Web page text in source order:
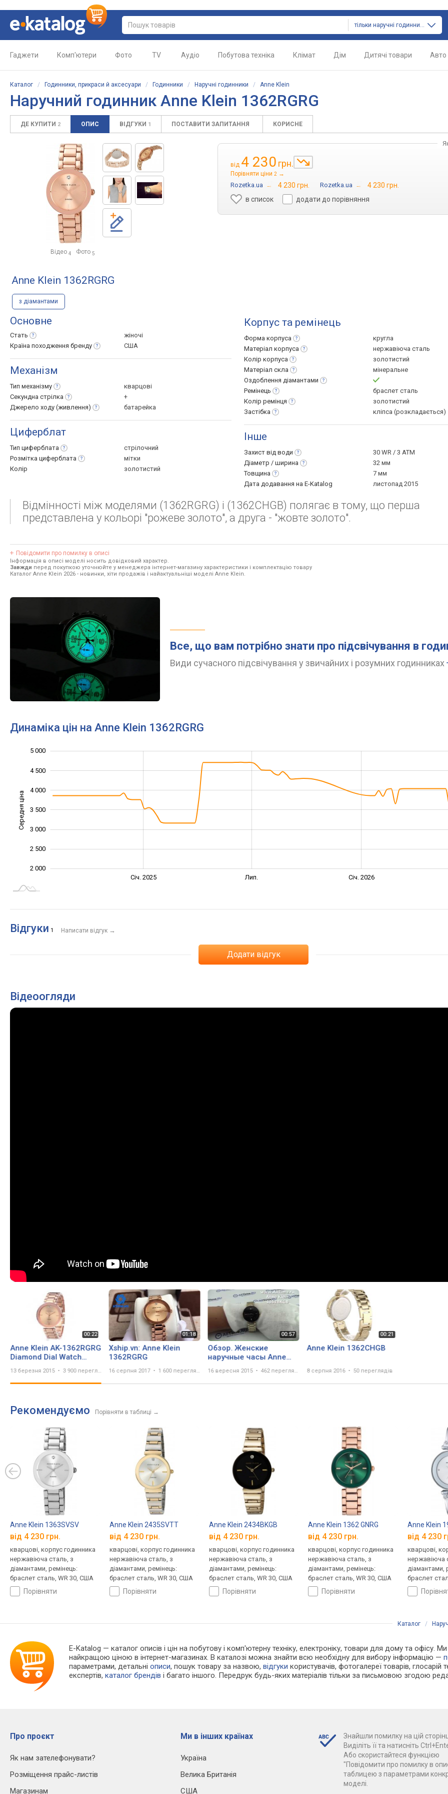
тільки наручні годинники
Гаджети Комп'ютери Фото TV Аудіо Побутова техніка Клімат Дім Дитячі товари Авто
Каталог / Годинники, прикраси й аксесуари / Годинники / Наручні годинники / Anne Klein
Наручний годинник Anne Klein 1362RGRG
ДЕ КУПИТИ 2 ОПИС ВІДГУКИ 1 ПОСТАВИТИ ЗАПИТАННЯ КОРИСНЕ
Відео 4 Фото 5
від 4 230 грн.
Порівняти ціни 2 →
Rozetka.ua → 4 230 грн. Rozetka.ua →
4 230 грн.
в список
додати до порівняння
Anne Klein 1362RGRG
з діамантами
Основне
Стать
жіночі
Країна походження бренду США
Механізм
Тип механізму
кварцові
Секундна стрілка
+
Джерело ходу (живлення) батарейка
Циферблат
Тип циферблата
стрілочний
Розмітка циферблата
мітки
Колір
золотистий
Корпус та ремінець
Форма корпуса
кругла
Матеріал корпуса
нержавіюча сталь
Колір корпуса
золотистий
Матеріал скла
мінеральне
Оздоблення діамантами
Ремінець
браслет сталь
Колір ремінця
золотистий
Застібка
кліпса (розкладається)
Інше
Захист від води
30 WR / 3 ATM
Діаметр / ширина
32 мм
Товщина
7 мм
Дата додавання на E-Katalog
листопад 2015
Відмінності між моделями (1362RGRG) і (1362CHGB) полягає в тому, що перша
представлена у кольорі "рожеве золото", а друга - "жовте золото".
Повідомити про помилку в описі
Інформація в описі моделі носить довідковий характер.
Завжди перед покупкою уточнюйте у менеджера інтернет-магазину характеристики і комплектацію товару
Каталог Anne Klein 2026 - новинки, хіти продажів і найактуальніші моделі Anne Klein.
Все, що вам потрібно знати про підсвічування в
Види сучасного підсвічування у звичайних і розумних годинниках
Динаміка цін на Anne Klein 1362RGRG
Середня ціна 2 000
2 000
2 500
3 000
3 500
4 000
4 500
5 000
Січ. 2025 Лип. Січ. 2026
Відгуки 1 Написати відгук →
Додати відгук
Відеоогляди
Anne Klein AK-1362RGRG
Diamond Dial Watch
13 березня 2015 3 900 переглядів
Xship.vn: Anne Klein
1362RGRG
16 серпня 2017 1 600 переглядів
Обзор. Женские
наручные часы Anne
16 вересня 2015 462 перегляда
Anne Klein 1362CHGB
8 серпня 2016 50 переглядів
Рекомендуємо Порівняти в таблиці →
Anne Klein 1363SVSV
від 4 230 грн.
кварцові, корпус годинника
нержавіюча сталь, з
діамантами, ремінець:
браслет сталь, WR 30, США
порівняти
Anne Klein 2435SVTT
від 4 230 грн.
кварцові, корпус годинника
нержавіюча сталь, з
діамантами, ремінець:
браслет сталь, WR 30, США
порівняти
Anne Klein 2434BKGB
від 4 230 грн.
кварцові, корпус годинника
нержавіюча сталь, з
діамантами, ремінець:
браслет сталь, WR 30, США
порівняти
Anne Klein 1362 GNRG
від 4 230 грн.
кварцові, корпус годинника
нержавіюча сталь, з
діамантами, ремінець:
браслет сталь, WR 30, США
порівняти
Anne Klein
від 4 230
кварцові,
нержавіюча
діамантами,
браслет
Каталог /
E-Katalog — каталог описів і цін на побутову і комп'ютерну техніку, електроніку, товари для дому та офісу.
найкращою ціною в інтернет-магазинах. В каталозі можна знайти всю необхідну для вибору інформацію —
параметрами, детальніописи, пошук товару за назвою,відгуки користувачів, фотогалереї товарів, глосарій
експертів,каталог брендів і багато іншого. Передрук будь-яких матеріалів тільки за письмовою згодою
Про проєкт
Як нам зателефонувати?
Розміщення прайс-листів
Магазинам
Ми в інших країнах
Україна
Велика Британія
США
Знайшли помилку на цій
Виділіть її та натисніть
Або скористайтеся функцією
"Повідомити про помилку в
таблицею з параметрами
моделі.